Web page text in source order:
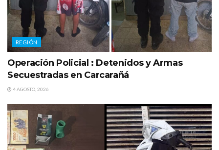
REGIÓN
Operación Policial : Detenidos y Armas
Secuestradas en Carcarañá
4 AGOSTO, 2026